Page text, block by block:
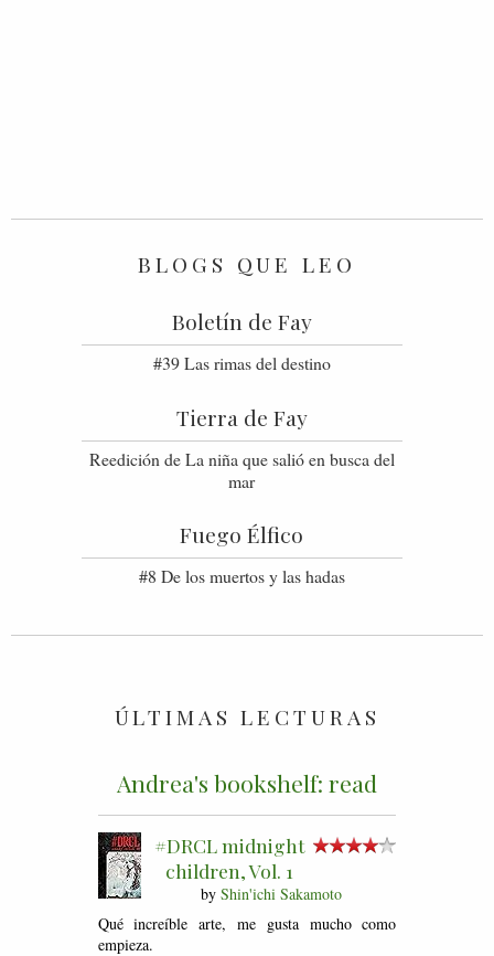
BLOGS QUE LEO
Boletín de Fay
#39 Las rimas del destino
Tierra de Fay
Reedición de La niña que salió en busca del
mar
Fuego Élfico
#8 De los muertos y las hadas
ÚLTIMAS LECTURAS
Andrea's bookshelf: read
#DRCL midnight
children, Vol. 1
by Shin'ichi Sakamoto
Qué increíble arte, me gusta mucho como
empieza.